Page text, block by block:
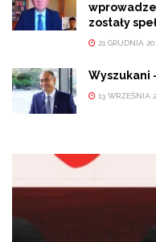
zostały
21 GRUDNIA
Wyszukani
13 WRZEŚNIA